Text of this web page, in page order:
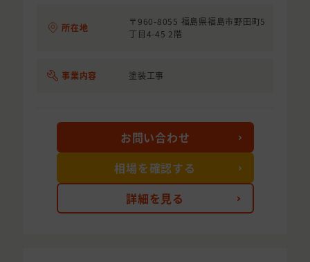
所在地
〒960-8055 福島県福島市野田町5
丁目4-45 2階
事業内容 塗装工事
詳細を見る
お問い合わせ
相場を確認する